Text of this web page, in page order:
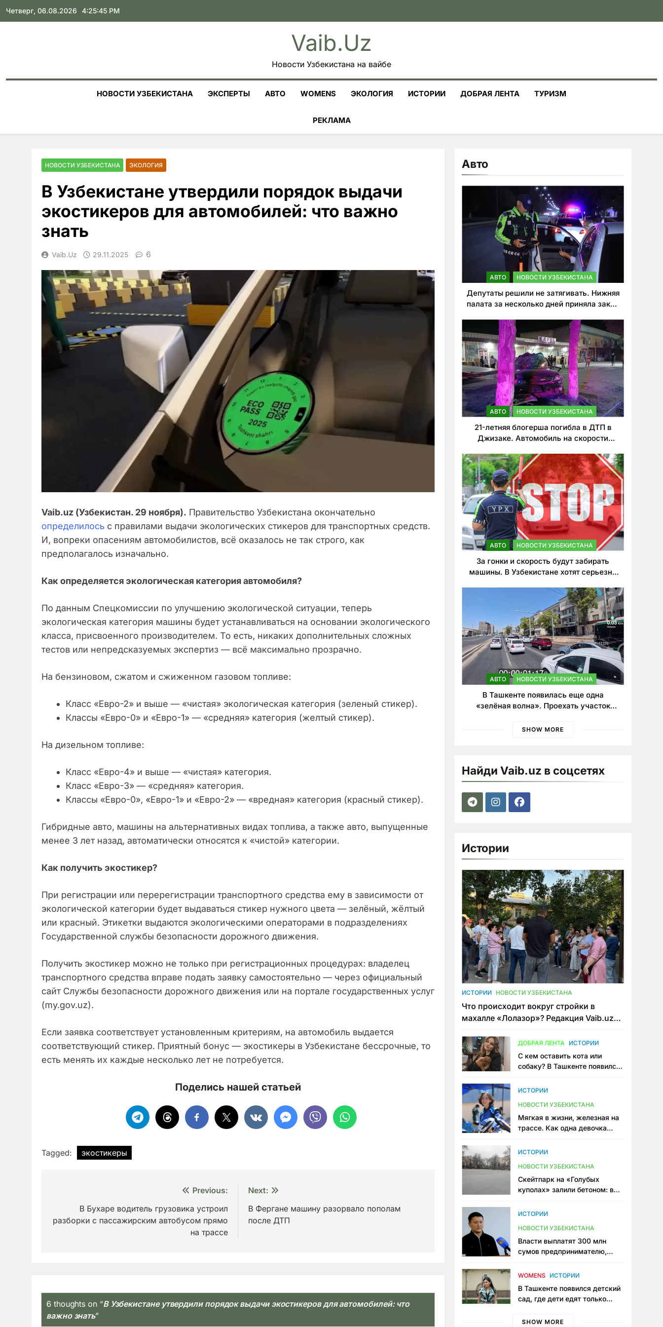
Skip
Четверг, 06.08.2026 4:25:46 PM
Vaib.uz
Новости Узбекистана на вайбе
НОВОСТИ УЗБЕКИСТАНА ЭКСПЕРТЫ АВТО WOMENS ЭКОЛОГИЯ ИСТОРИИ ДОБРАЯ ЛЕНТА ТУРИЗМ
РЕКЛАМА
НОВОСТИ УЗБЕКИСТАНА ЭКОЛОГИЯ
В Узбекистане утвердили порядок выдачи
экостикеров для автомобилей: что важно
знать
Vaib.uz 29.11.2025 6
Vaib.uz (Узбекистан. 29 ноября). Правительство Узбекистана окончательно
определилось с правилами выдачи экологических стикеров для транспортных средств.
И, вопреки опасениям автомобилистов, всё оказалось не так строго, как
предполагалось изначально.
Как определяется экологическая категория автомобиля?
По данным Спецкомиссии по улучшению экологической ситуации, теперь
экологическая категория машины будет устанавливаться на основании экологического
класса, присвоенного производителем. То есть, никаких дополнительных сложных
тестов или непредсказуемых экспертиз — всё максимально прозрачно.
На бензиновом, сжатом и сжиженном газовом топливе:
Класс «Евро-2» и выше — «чистая» экологическая категория (зеленый стикер).
Классы «Евро-0» и «Евро-1» — «средняя» категория (желтый стикер).
На дизельном топливе:
Класс «Евро-4» и выше — «чистая» категория.
Класс «Евро-3» — «средняя» категория.
Классы «Евро-0», «Евро-1» и «Евро-2» — «вредная» категория (красный стикер).
Гибридные авто, машины на альтернативных видах топлива, а также авто, выпущенные
менее 3 лет назад, автоматически относятся к «чистой» категории.
Как получить экостикер?
При регистрации или перерегистрации транспортного средства ему в зависимости от
экологической категории будет выдаваться стикер нужного цвета — зелёный, жёлтый
или красный. Этикетки выдаются экологическими операторами в подразделениях
Государственной службы безопасности дорожного движения.
Получить экостикер можно не только при регистрационных процедурах: владелец
транспортного средства вправе подать заявку самостоятельно — через официальный
сайт Службы безопасности дорожного движения или на портале государственных услуг
(my.gov.uz).
Если заявка соответствует установленным критериям, на автомобиль выдается
соответствующий стикер. Приятный бонус — экостикеры в Узбекистане бессрочные, то
есть менять их каждые несколько лет не потребуется.
Поделись нашей статьей
Tagged: экостикеры
записям
Previous:
В Бухаре водитель грузовика устроил
разборки с пассажирским автобусом прямо
на трассе
Next:
В Фергане машину разорвало пополам
после ДТП
6 thoughts on “В Узбекистане утвердили порядок выдачи экостикеров для автомобилей: что
важно знать”
Авто
АВТО НОВОСТИ УЗБЕКИСТАНА
Депутаты решили не затягивать. Нижняя
палата за несколько дней приняла закон
нарушителей ПДД
АВТО НОВОСТИ УЗБЕКИСТАНА
21-летняя блогерша погибла в ДТП в
Джизаке. Автомобиль на скорости
АВТО НОВОСТИ УЗБЕКИСТАНА
За гонки и скорость будут забирать
машины. В Узбекистане хотят серьезно
АВТО НОВОСТИ УЗБЕКИСТАНА
В Ташкенте появилась еще одна
«зелёная волна». Проехать участок
SHOW MORE
Найди Vaib.uz в соцсетях
Истории
ИСТОРИИ НОВОСТИ УЗБЕКИСТАНА
Что происходит вокруг стройки в
махалле «Лолазор»? Редакция Vaib.uz
конфликта
ДОБРАЯ ЛЕНТА ИСТОРИИ
С кем оставить кота или
собаку? В Ташкенте появился
ИСТОРИИ
НОВОСТИ УЗБЕКИСТАНА
Мягкая в жизни, железная на
трассе. Как одна девочка
Узбекистане
ИСТОРИИ
НОВОСТИ УЗБЕКИСТАНА
Скейтпарк на «Голубых
куполах» залили бетоном: в
одно общественное
ИСТОРИИ
НОВОСТИ УЗБЕКИСТАНА
Власти выплатят 300 млн
сумов предпринимателю,
тюрьме по незаконному
WOMENS ИСТОРИИ
В Ташкенте появился детский
сад, где дети едят только
мама, которая устала просить
SHOW MORE